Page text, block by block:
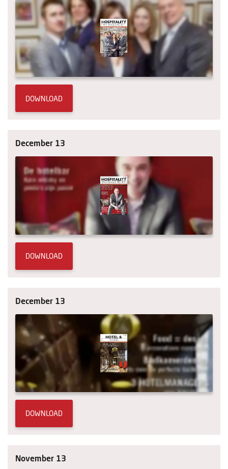
DOWNLOAD
December 13
DOWNLOAD
December 13
DOWNLOAD
November 13